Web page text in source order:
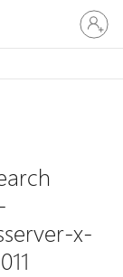
Logga
in
på
konto
x-